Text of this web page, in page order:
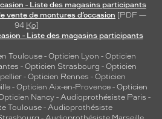
- Liste des magasins participants
vente de montures d’occasion [PDF —
94 Ko]
- Liste des magasins participants
Toulouse- Opticien Lyon - Opticien
- Opticien Strasbourg - Opticien
- Opticien Rennes - Opticien
- Opticien Aix-en-Provence - Opticien
Nancy - Audioprothésiste Paris -
Toulouse- Audioprothésiste